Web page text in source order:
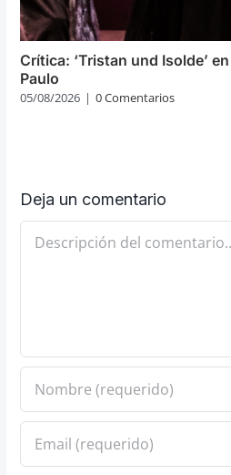
Crítica: ‘Tristan und Isolde’
Paulo
05/08/2026 | 0 Comentarios
Deja un comentario
Comentario